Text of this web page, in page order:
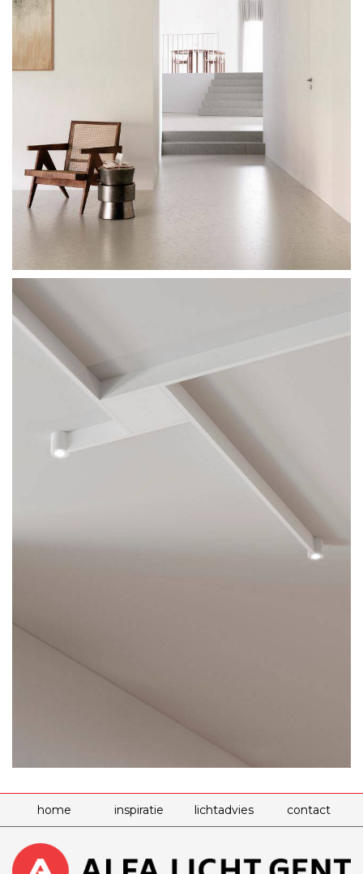
home inspiratie lichtadvies contact